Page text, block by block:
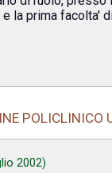
la prima facolta'
POLICLINICO
2002)